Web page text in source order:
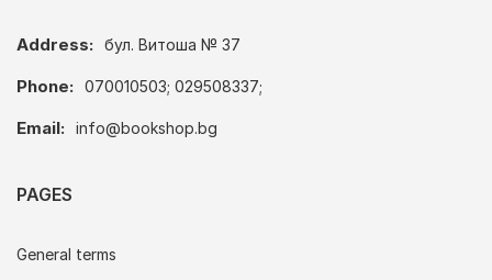
Address: бул. Витоша № 37
Phone: 070010503; 029508337;
Email: info@bookshop.bg
PAGES
General terms